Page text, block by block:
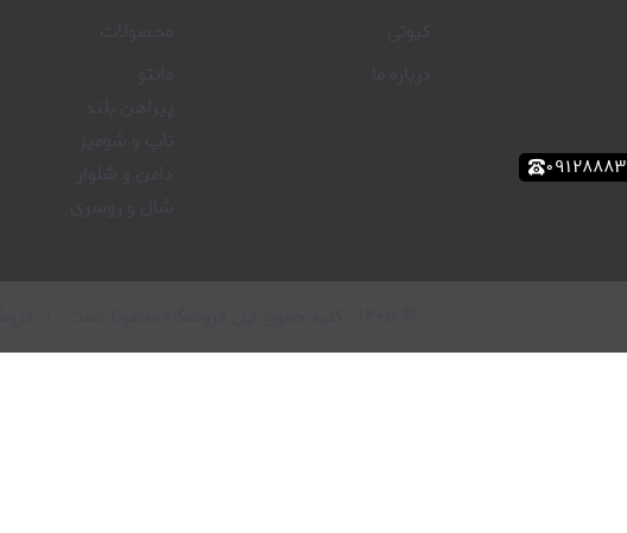
کیوتی
درباره ما
محصولات
مانتو
پیراهن بلند
تاپ و شومیز
دامن و شلوار
شال و روسری